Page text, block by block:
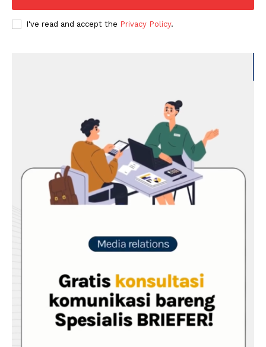
I've read and accept the Privacy Policy.